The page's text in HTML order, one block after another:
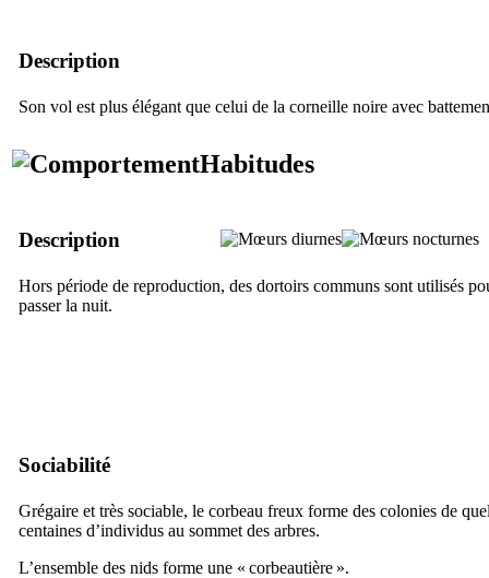
Description
Son vol est plus élégant que celui de la corneille noire avec
Habitudes
Description
Hors période de reproduction, des dortoirs communs sont utilisés
passer la nuit.
Sociabilité
Grégaire et très sociable, le corbeau freux forme des colonies de
centaines d’individus au sommet des arbres.
L’ensemble des nids forme une « corbeautière ».